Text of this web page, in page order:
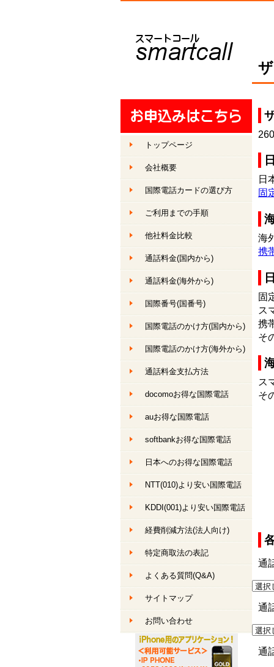
260
日
固
海
携
固
ス
携
そ
ス
そ
通
通
通
トップページ
会社概要
国際電話カードの選び方
ご利用までの手順
他社料金比較
通話料金(国内から)
通話料金(海外から)
国際番号(国番号)
国際電話のかけ方(国内から)
国際電話のかけ方(海外から)
通話料金支払方法
docomoお得な国際電話
auお得な国際電話
softbankお得な国際電話
日本へのお得な国際電話
NTT(010)より安い国際電話
KDDI(001)より安い国際電話
経費削減方法(法人向け)
特定商取法の表記
よくある質問(Q&A)
サイトマップ
お問い合わせ